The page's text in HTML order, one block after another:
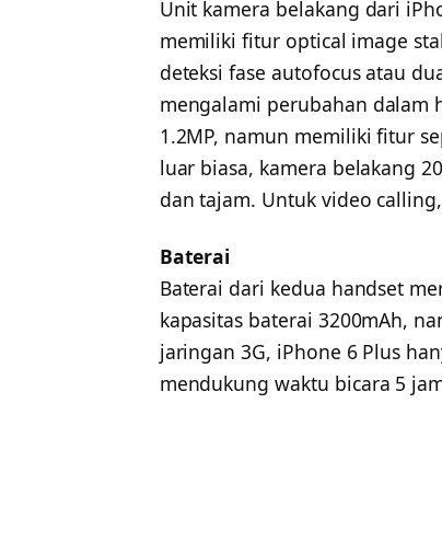
Unit kamera belakang dari
memiliki fitur optical image
deteksi fase autofocus atau
mengalami perubahan dalam
1.2MP, namun memiliki fitur
luar biasa, kamera belakang
dan tajam. Untuk video
Baterai
Baterai dari kedua handset
kapasitas baterai 3200mAh,
jaringan 3G, iPhone 6 Plus
mendukung waktu bicara 5